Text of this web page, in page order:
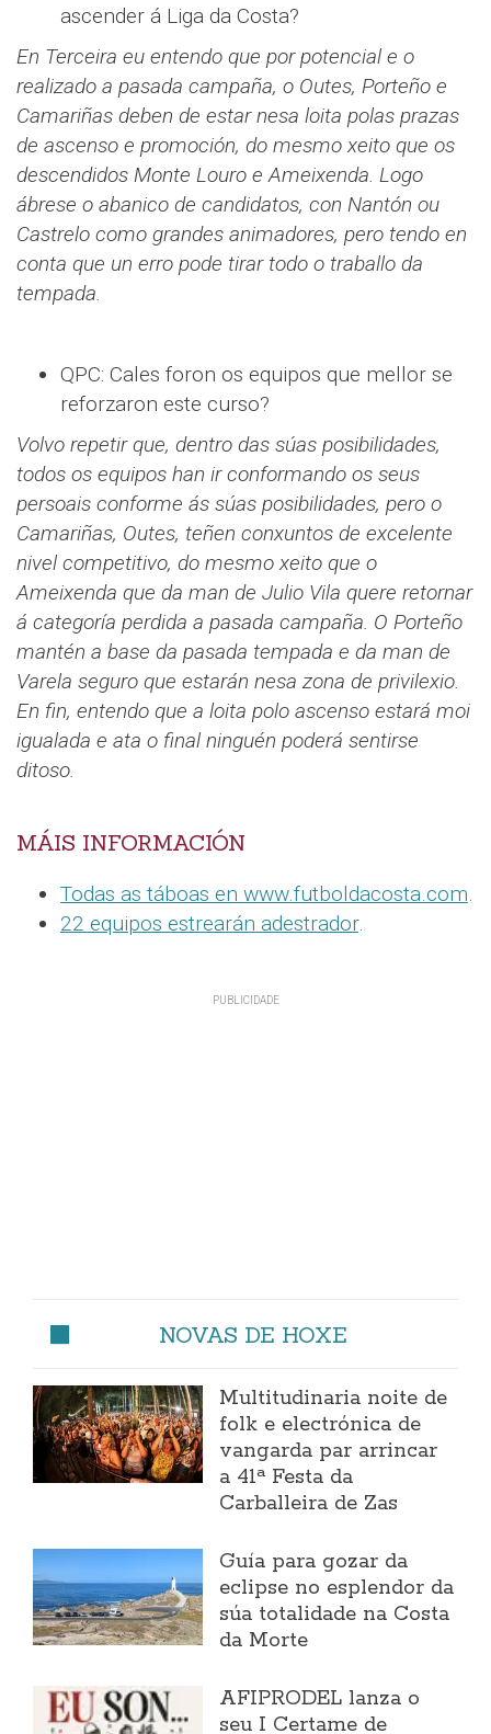
ascender á Liga da Costa?
En Terceira eu entendo que por potencial e o
realizado a pasada campaña, o Outes, Porteño e
Camariñas deben de estar nesa loita polas prazas
de ascenso e promoción, do mesmo xeito que os
descendidos Monte Louro e Ameixenda. Logo
ábrese o abanico de candidatos, con Nantón ou
Castrelo como grandes animadores, pero tendo en
conta que un erro pode tirar todo o traballo da
tempada.
QPC: Cales foron os equipos que mellor se
reforzaron este curso?
Volvo repetir que, dentro das súas posibilidades,
todos os equipos han ir conformando os seus
persoais conforme ás súas posibilidades, pero o
Camariñas, Outes, teñen conxuntos de excelente
nivel competitivo, do mesmo xeito que o
Ameixenda que da man de Julio Vila quere retornar
á categoría perdida a pasada campaña. O Porteño
mantén a base da pasada tempada e da man de
Varela seguro que estarán nesa zona de privilexio.
En fin, entendo que a loita polo ascenso estará moi
igualada e ata o final ninguén poderá sentirse
ditoso.
MÁIS INFORMACIÓN
Todas as táboas en www.futboldacosta.com.
22 equipos estrearán adestrador.
NOVAS DE HOXE
Multitudinaria noite de
folk e electrónica de
vangarda par arrincar
a 41ª Festa da
Carballeira de Zas
Guía para gozar da
eclipse no esplendor da
súa totalidade na Costa
da Morte
AFIPRODEL lanza o
seu I Certame de